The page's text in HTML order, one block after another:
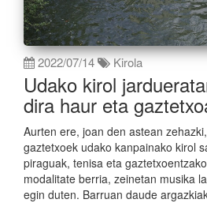
2022/07/14 Kirola
Udako kirol
dira haur eta
Aurten ere, joan den astean
gaztetxoek udako kanpainako kirol
piraguak, tenisa eta
modalitate berria, zeinetan musika
egin duten. Barruan daude